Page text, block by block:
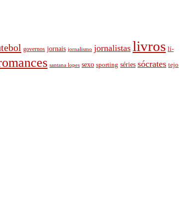
governos jornais jornalismo jornalistas livros lí­
santana lopes sexo sporting séries sócrates tejo